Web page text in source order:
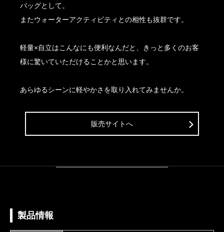
バッグとして。
またウォーターアクティビティとの相性も抜群です。
軽量×自立はこんなにも便利なんだと、きっと多くのお客
様に驚いていただけることかと思います。
あらゆるシーンに軽やかさを取り入れてみませんか。
販売サイトへ
製品情報